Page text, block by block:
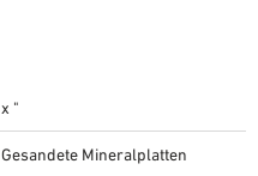
x "
Gesandete Mineralplatten